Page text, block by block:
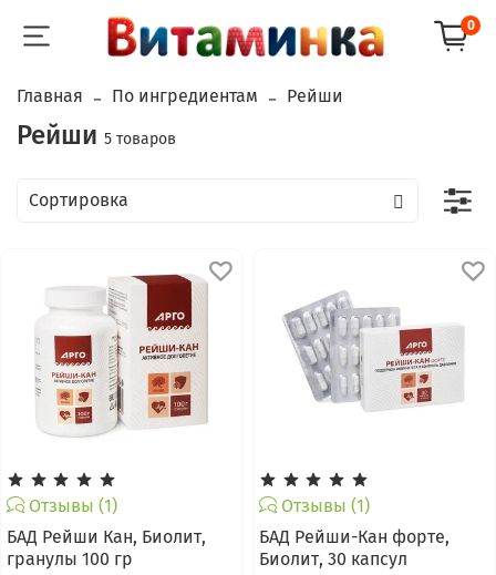
0
Главная По ингредиентам Рейши
Рейши 5 товаров
Отзывы (1)
БАД Рейши Кан, Биолит,
гранулы 100 гр
Отзывы (1)
БАД Рейши-Кан форте,
Биолит, 30 капсул